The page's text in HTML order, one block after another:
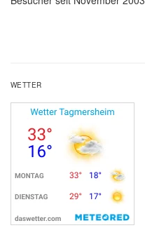
WETTER